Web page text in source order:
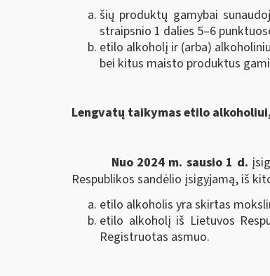
šių produktų gamybai
straipsnio 1 dalies 5–6
etilo alkoholį ir (arba)
bei kitus maisto produktus
Lengvatų taikymas etilo
Nuo 2024 m. sausio 1 d.
Respublikos sandėlio įsigyjamą, iš
etilo alkoholis yra skirtas
etilo alkoholį iš Lietuvos
Registruotas asmuo.